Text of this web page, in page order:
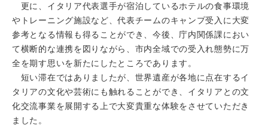
更に、イタリア代表選手が宿泊しているホテルの食事環境
やトレーニング施設など、代表チームのキャンプ受入に大変
参考となる情報も得ることができ、今後、庁内関係課におい
て横断的な連携を図りながら、市内全域での受入れ態勢に万
全を期す思いを新たにしたところであります。
短い滞在ではありましたが、世界遺産が各地に点在するイ
タリアの文化や芸術にも触れることができ、イタリアとの文
化交流事業を展開する上で大変貴重な体験をさせていただき
ました。